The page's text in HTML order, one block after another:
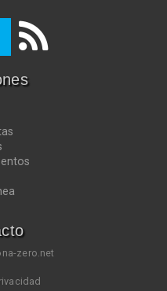
zero.net